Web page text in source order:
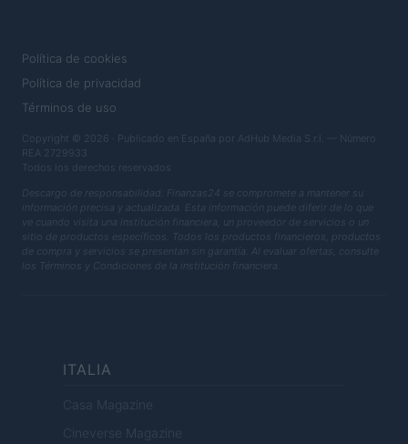
Política de cookies
Política de privacidad
Términos de uso
Copyright © 2026 · Publicado en España por AdHub Media S.r.l. — Número
REA 2729933
Todos los derechos reservados
Descargo de responsabilidad: Finanzas24 se compromete a mantener su
información precisa y actualizada. Esta información puede diferir de lo que
ve cuando visita una institución financiera, un proveedor de servicios o un
sitio de productos específicos. Todos los productos financieros, productos
de compra y servicios se presentan sin garantía. Al evaluar ofertas, consulte
los Términos y Condiciones de la institución financiera.
ITALIA
Casa Magazine
Cineverse Magazine